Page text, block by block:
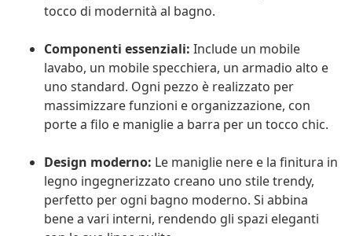
tocco di modernità al bagno.
Componenti essenziali: Include un mobile
lavabo, un mobile specchiera, un armadio alto e
uno standard. Ogni pezzo è realizzato per
massimizzare funzioni e organizzazione, con
porte a filo e maniglie a barra per un tocco chic.
Design moderno: Le maniglie nere e la finitura in
legno ingegnerizzato creano uno stile trendy,
perfetto per ogni bagno moderno. Si abbina
bene a vari interni, rendendo gli spazi eleganti